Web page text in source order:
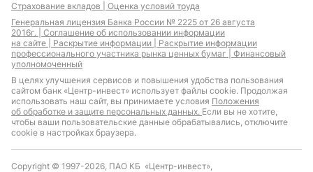
Страхование вкладов | Оценка условий труда
Генеральная лицензия Банка России № 2225 от 26 августа
2016г. | Соглашение об использовании информации
на сайте | Раскрытие информации | Раскрытие информации
профессионального участника рынка ценных бумаг | Финансовый
уполномоченный
В целях улучшения сервисов и повышения удобства пользования
сайтом банк «Центр-инвест» использует файлы cookie. Продолжая
использовать наш сайт, вы принимаете условия Положения
об обработке и защите персональных данных. Если вы не хотите,
чтобы ваши пользовательские данные обрабатывались, отключите
cookie в настройках браузера.
Copyright © 1997-2026, ПАО КБ «Центр-инвест»,